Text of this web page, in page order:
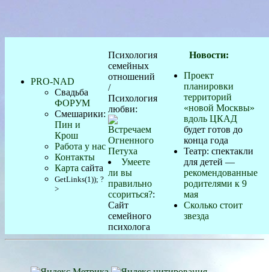
PRO-NAD
Свадьба
ФОРУМ
Смешарики:
Пин и
Крош
Работа у нас
Контакты
Карта сайта
GetLinks(1)); ?
>
Психология
семейных
отношений
/
Психология
любви:
Умеете
ли вы
правильно
ссориться?:
Сайт
семейного
психолога
Новости:
Проект
планировки
территорий
«новой Москвы»
вдоль ЦКАД
будет готов до
конца года
Театр: спектакли
для детей —
рекомендованные
родителями к 9
мая
Сколько стоит
звезда